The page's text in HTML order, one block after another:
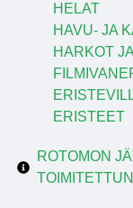
HELAT
HAVU- JA
HARKOT
ERISTEET
ROTOMON